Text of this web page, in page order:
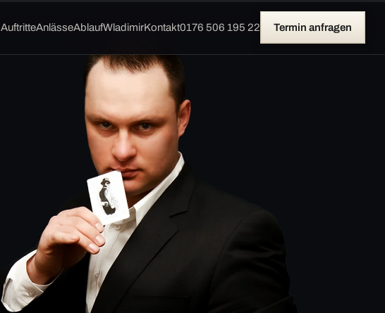
AuftritteAnlässeAblaufWladimirKontakt0176 506 195 22 Termin anfragen